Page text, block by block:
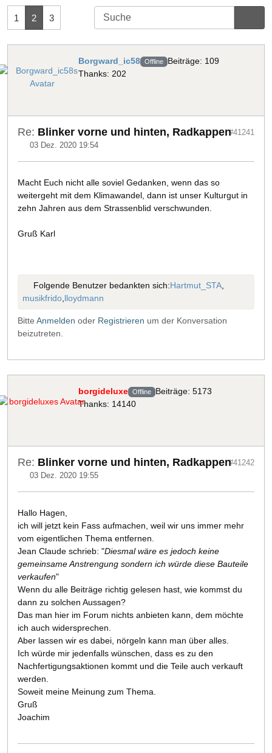
1 2 3
Borgward_ic58 Offline Beiträge: 109
Thanks: 202
Re: Blinker vorne und hinten, Radkappen
03 Dez. 2020 19:54
#41241
Macht Euch nicht alle soviel Gedanken, wenn das so
weitergeht mit dem Klimawandel, dann ist unser Kulturgut in
zehn Jahren aus dem Strassenblid verschwunden.
Gruß Karl
Folgende Benutzer bedankten sich:Hartmut_STA,
musikfrido,lloydmann
Bitte Anmelden oder Registrieren um der Konversation
beizutreten.
borgideluxe Offline Beiträge: 5173
Thanks: 14140
Re: Blinker vorne und hinten, Radkappen
03 Dez. 2020 19:55
#41242
Hallo Hagen,
ich will jetzt kein Fass aufmachen, weil wir uns immer mehr
vom eigentlichen Thema entfernen.
Jean Claude schrieb: "Diesmal wäre es jedoch keine
gemeinsame Anstrengung sondern ich würde diese Bauteile
verkaufen"
Wenn du alle Beiträge richtig gelesen hast, wie kommst du
dann zu solchen Aussagen?
Das man hier im Forum nichts anbieten kann, dem möchte
ich auch widersprechen.
Aber lassen wir es dabei, nörgeln kann man über alles.
Ich würde mir jedenfalls wünschen, dass es zu den
Nachfertigungsaktionen kommt und die Teile auch verkauft
werden.
Soweit meine Meinung zum Thema.
Gruß
Joachim